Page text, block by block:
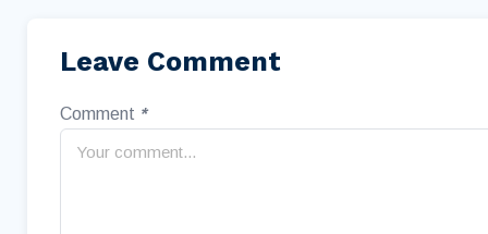
Leave Comment
Comment *